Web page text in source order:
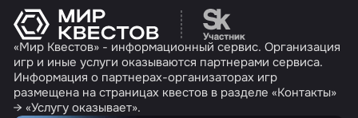
Перейти на сайт
«Мир Квестов» - информационный сервис. Организация
игр и иные услуги оказываются партнерами сервиса.
Информация о партнерах-организаторах игр
размещена на страницах квестов в разделе «Контакты»
→ «Услугу оказывает».